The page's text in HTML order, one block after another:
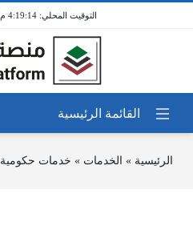
4:19:14 م / 8 أغسطس 2026
الرئيسية » الخدمات » خدمات حكومية